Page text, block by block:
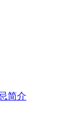
简介